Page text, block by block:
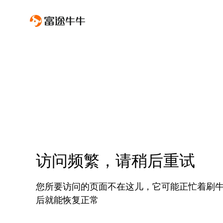
访问频繁，请稍后重试
您所要访问的页面不在这儿，它可能正忙着刷
后就能恢复正常